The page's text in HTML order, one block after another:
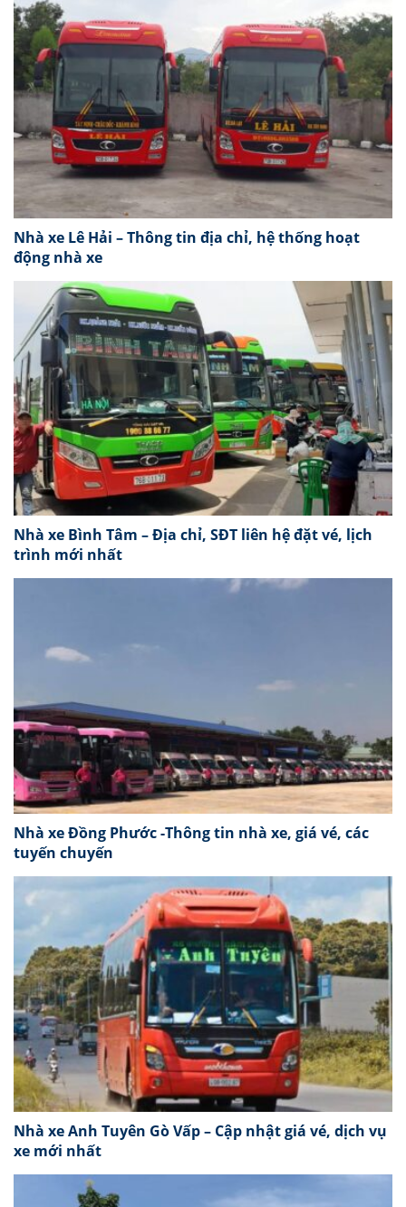
Nhà xe Lê Hải – Thông tin địa chỉ, hệ thống hoạt
động nhà xe
Nhà xe Bình Tâm – Địa chỉ, SĐT liên hệ đặt vé, lịch
trình mới nhất
Nhà xe Đồng Phước -Thông tin nhà xe, giá vé, các
tuyến chuyến
Nhà xe Anh Tuyên Gò Vấp – Cập nhật giá vé, dịch vụ
xe mới nhất